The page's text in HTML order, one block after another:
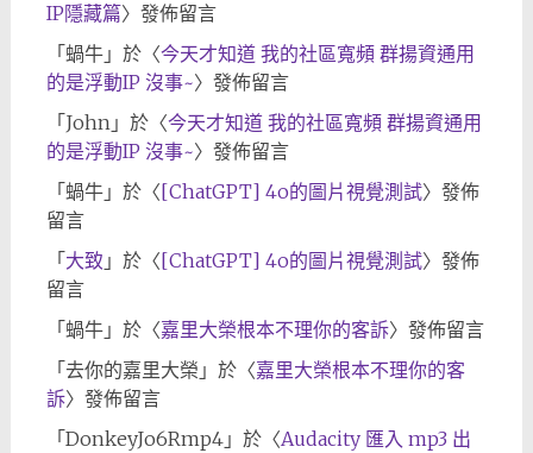
IP隱藏篇〉發佈留言
「 蝸牛」於〈今天才知道 我的社區寬頻 群揚資通用
的是浮動IP 沒事~〉發佈留言
「 John」於〈今天才知道 我的社區寬頻 群揚資通用
的是浮動IP 沒事~〉發佈留言
「 蝸牛」於〈[ChatGPT] 4o的圖片視覺測試〉發佈
留言
「 大致 」於〈[ChatGPT] 4o的圖片視覺測試〉發佈
留言
「 蝸牛」於〈嘉里大榮根本不理你的客訴〉發佈留言
「 去你的嘉里大榮 」於〈嘉里大榮根本不理你的客
訴〉發佈留言
「 DonkeyJo6Rmp4」於〈Audacity 匯入 mp3 出